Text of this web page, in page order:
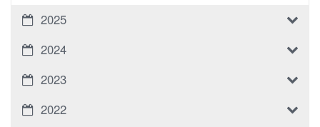
2025
2024
2023
2022